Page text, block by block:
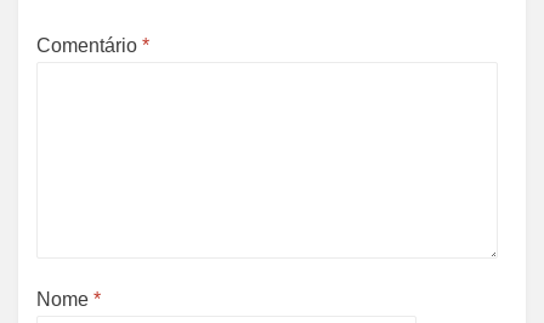
Comentário *
Nome *